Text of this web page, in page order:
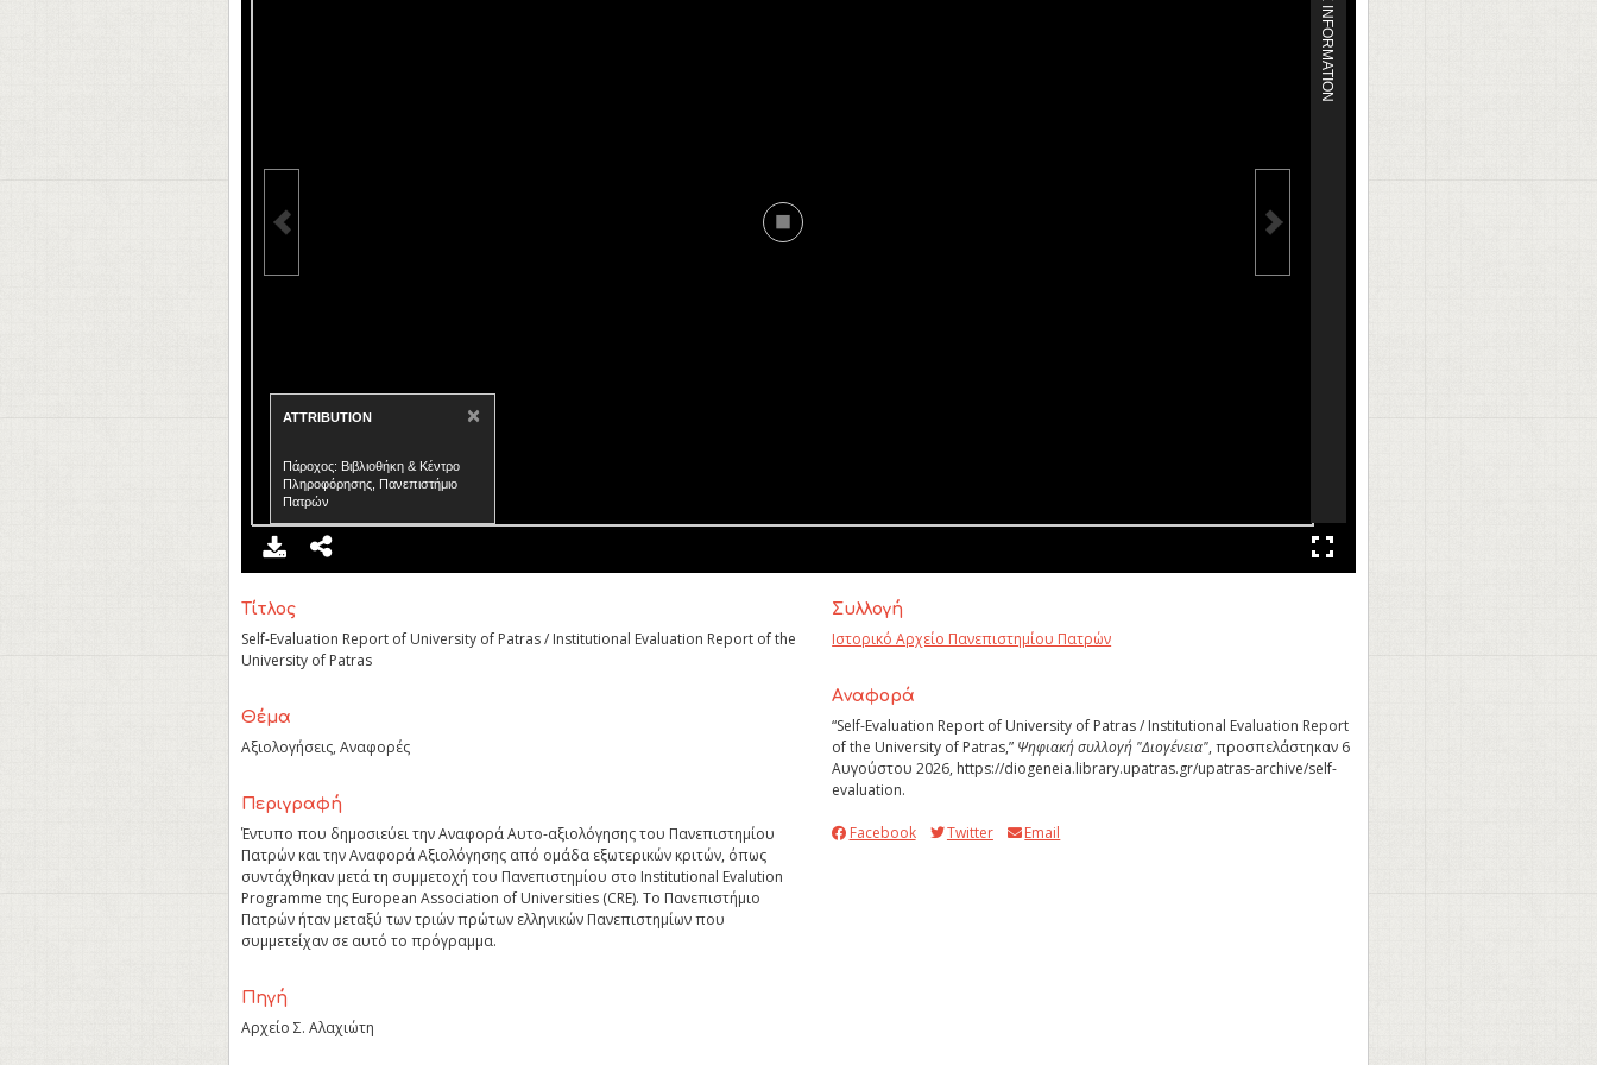
ATTRIBUTION ×
Πάροχος: Βιβλιοθήκη & Κέντρο
Πληροφόρησης, Πανεπιστήμιο
Πατρών
MORE INFORMATION
Τίτλος
Self-Evaluation Report of University of Patras / Institutional Evaluation Report of the
University of Patras
Θέμα
Αξιολογήσεις, Αναφορές
Περιγραφή
Έντυπο που δημοσιεύει την Αναφορά Αυτο-αξιολόγησης του Πανεπιστημίου
Πατρών και την Αναφορά Αξιολόγησης από ομάδα εξωτερικών κριτών, όπως
συντάχθηκαν μετά τη συμμετοχή του Πανεπιστημίου στο Institutional Evalution
Programme της European Association of Universities (CRE). Το Πανεπιστήμιο
Πατρών ήταν μεταξύ των τριών πρώτων ελληνικών Πανεπιστημίων που
συμμετείχαν σε αυτό το πρόγραμμα.
Πηγή
Αρχείο Σ. Αλαχιώτη
Συλλογή
Ιστορικό Αρχείο Πανεπιστημίου Πατρών
Aναφορά
“Self-Evaluation Report of University of Patras / Institutional Evaluation Report
of the University of Patras,” Ψηφιακή συλλογή "Διογένεια", προσπελάστηκαν 6
Αυγούστου 2026, https://diogeneia.library.upatras.gr/upatras-archive/self-
evaluation.
Facebook Twitter Email